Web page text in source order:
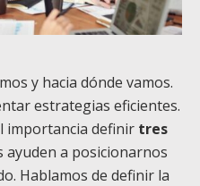
y hacia dónde vamos.
estrategias eficientes.
importancia definir tres
ayuden a posicionarnos
Hablamos de definir la